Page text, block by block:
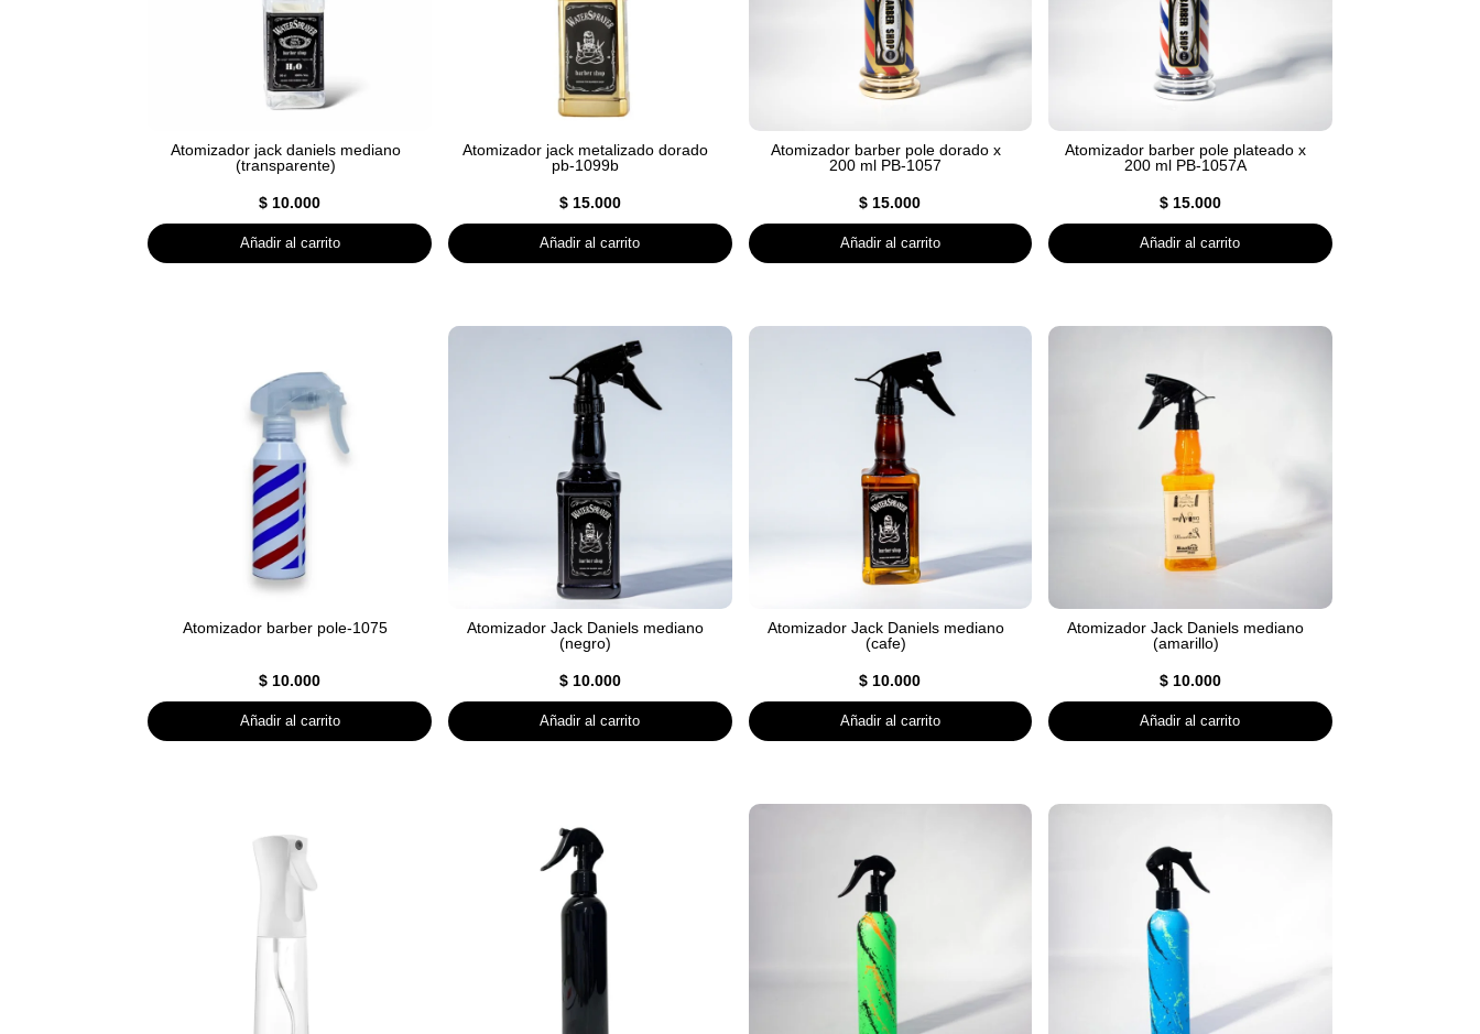
Atomizador jack daniels mediano
(transparente)
$ 10.000
Añadir al carrito
Atomizador jack metalizado dorado
pb-1099b
$15.000
Añadir al carrito
Atomizador barber pole dorado x
200 ml PB-1057
$ 15.000
Añadir al carrito
Atomizador barber pole plateado x
200 ml PB-1057A
$15.000
Añadir al carrito
Atomizador barber pole-1075
$ 10.000
Añadir al carrito
Atomizador Jack Daniels mediano
(negro)
$10.000
Añadir al carrito
Atomizador Jack Daniels mediano
(cafe)
$ 10.000
Añadir al carrito
Atomizador Jack Daniels mediano
(amarillo)
$10.000
Añadir al carrito